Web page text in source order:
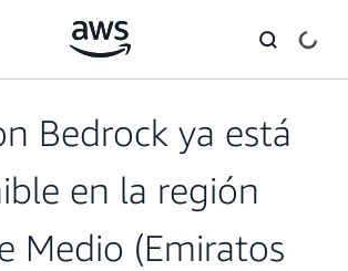
Bedrock ya está
en la región
Medio (Emiratos